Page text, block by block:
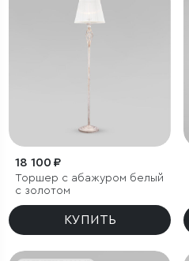
18 100 ₽
Торшер с абажуром белый
с золотом
КУПИТЬ